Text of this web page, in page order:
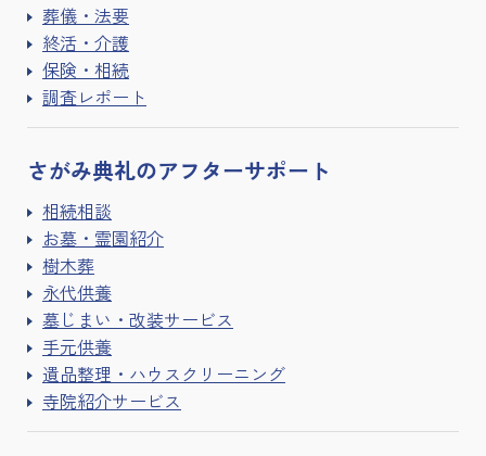
葬儀・法要
終活・介護
保険・相続
調査レポート
さがみ典礼のアフターサポート
相続相談
お墓・霊園紹介
樹木葬
永代供養
墓じまい・改装サービス
手元供養
遺品整理・ハウスクリーニング
寺院紹介サービス